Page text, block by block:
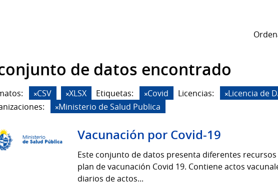
de datos encontrado
CSV XLSX Etiquetas: Covid Licencias:
Licencia de
Ministerio de Salud Publica
Vacunación por Covid-19
Este conjunto de datos presenta diferentes
plan de vacunación Covid 19. Contiene actos
diarios de actos...